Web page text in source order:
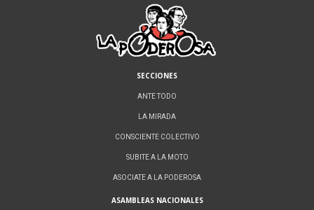
SECCIONES
ANTE TODO
LA MIRADA
CONSCIENTE COLECTIVO
SUBITE A LA MOTO
ASOCIATE A LA PODEROSA
ASAMBLEAS NACIONALES